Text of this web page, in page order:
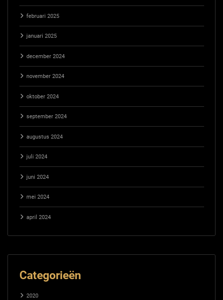
februari 2025
januari 2025
december 2024
november 2024
oktober 2024
september 2024
augustus 2024
juli 2024
juni 2024
mei 2024
april 2024
Categorieën
2020